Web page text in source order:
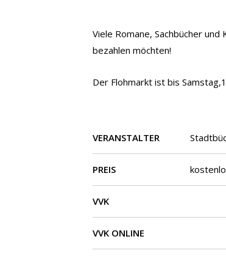
Viele Romane, Sachbücher
bezahlen möchten!
Der Flohmarkt ist bis
VERANSTALTER
PREIS
VVK
VVK ONLINE